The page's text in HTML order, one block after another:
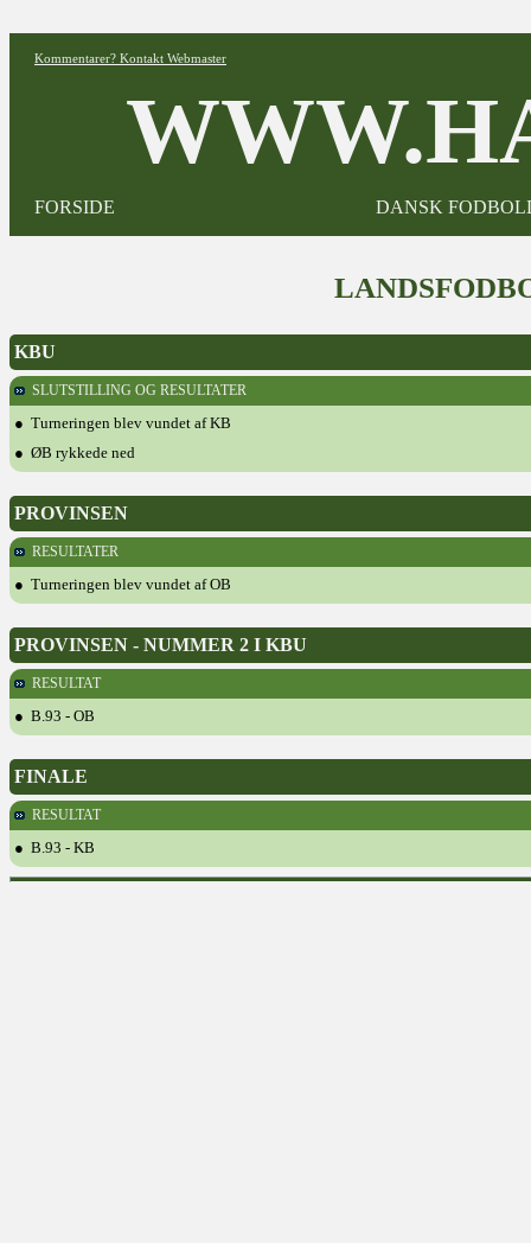
Kommentarer? Kontakt Webmaster
FORSIDE DANSK
KBU
SLUTSTILLING OG RESULTATER
● Turneringen blev vundet af KB
● ØB rykkede ned
PROVINSEN
RESULTATER
● Turneringen blev vundet af OB
PROVINSEN - NUMMER 2 I KBU
RESULTAT
● B.93 - OB
FINALE
RESULTAT
● B.93 - KB